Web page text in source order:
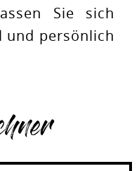
Sie sich
persönlich